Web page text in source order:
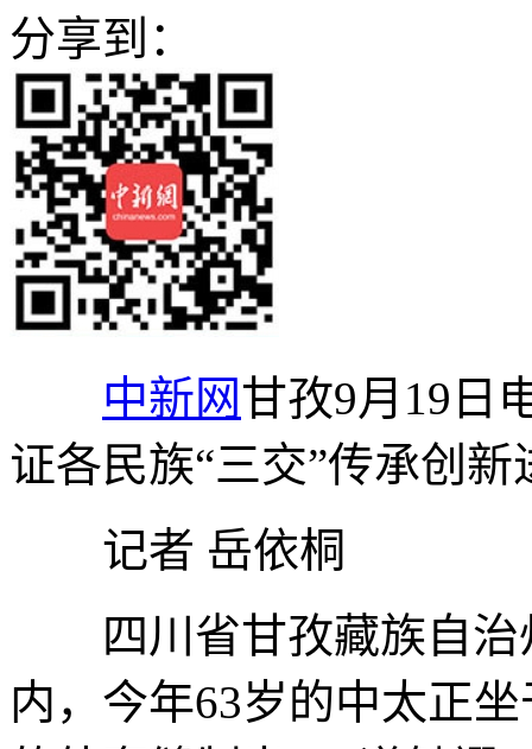
分享到：
中新网甘孜9月19日
证各民族“三交”传承创新
记者 岳依桐
四川省甘孜藏族自治
内，今年63岁的中太正